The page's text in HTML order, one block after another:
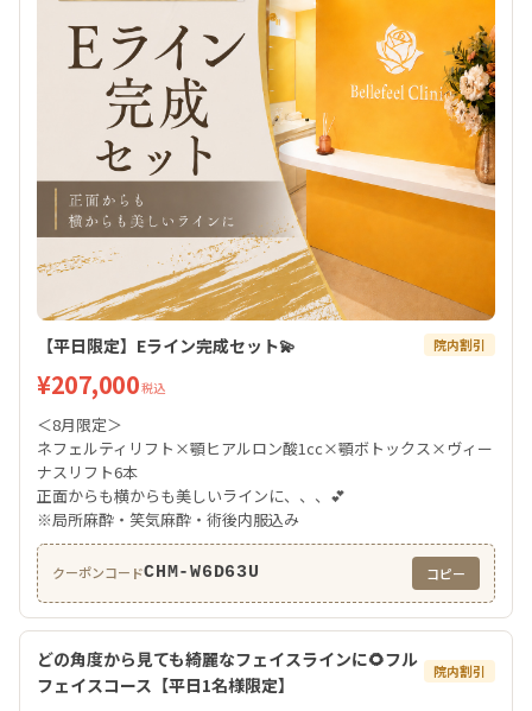
【平日限定】Eライン完成セット💫 院内割引
¥207,000税込
＜8月限定＞
ネフェルティリフト×顎ヒアルロン酸1cc×顎ボトックス×ヴィー
ナスリフト6本
正面からも横からも美しいラインに、、、💕
※局所麻酔・笑気麻酔・術後内服込み
クーポンコードCHM-W6D63U コピー
どの角度から見ても綺麗なフェイスラインに🌻フル
フェイスコース【平日1名様限定】
院内割引